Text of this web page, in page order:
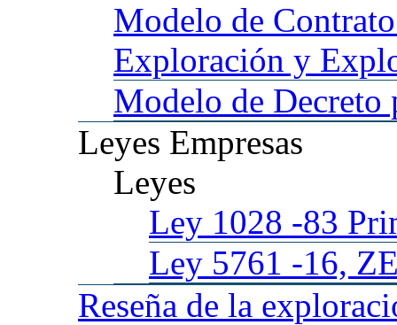
Modelo de
Exploración y
Modelo de Decreto
Leyes Empresas
Leyes
Ley 1028 -83
Ley 5761 -16,
Reseña de la